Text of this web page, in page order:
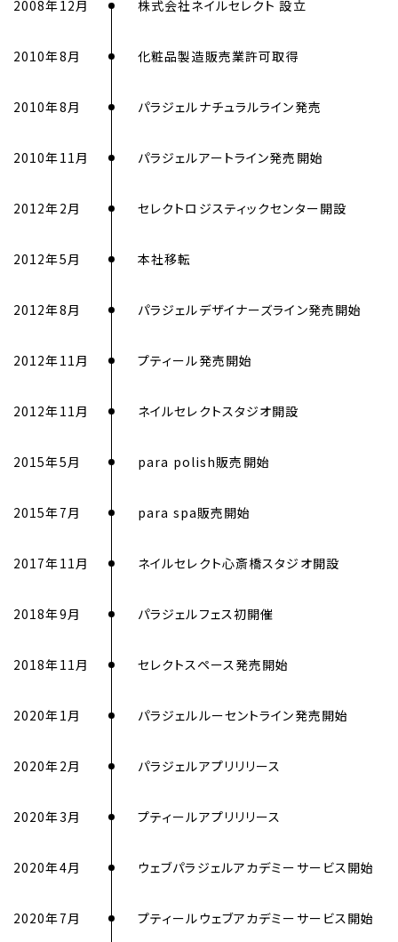
2008年12月 株式会社ネイルセレクト 設立
2010年8月 化粧品製造販売業許可取得
2010年8月 パラジェルナチュラルライン発売
2010年11月 パラジェルアートライン発売開始
2012年2月 セレクトロジスティックセンター開設
2012年5月 本社移転
2012年8月 パラジェルデザイナーズライン発売開始
2012年11月 プティール発売開始
2012年11月 ネイルセレクトスタジオ開設
2015年5月 para polish販売開始
2015年7月 para spa販売開始
2017年11月 ネイルセレクト心斎橋スタジオ開設
2018年9月 パラジェルフェス初開催
2018年11月 セレクトスペース発売開始
2020年1月 パラジェルルーセントライン発売開始
2020年2月 パラジェルアプリリリース
2020年3月 プティールアプリリリース
2020年4月 ウェブパラジェルアカデミーサービス開始
2020年7月 プティールウェブアカデミーサービス開始